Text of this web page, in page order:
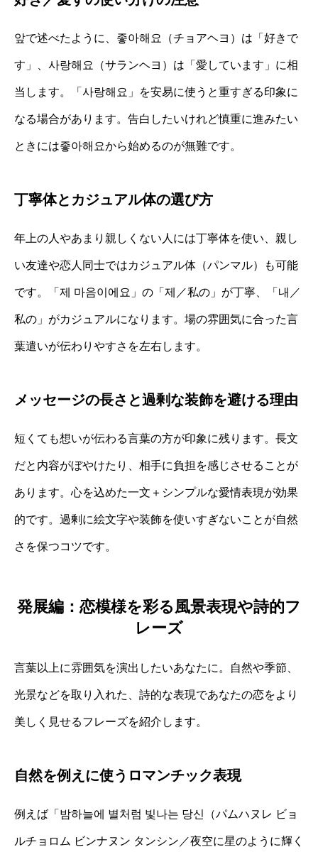
앞で述べたように、좋아해요（チョアヘヨ）は「好きで
す」、사랑해요（サランヘヨ）は「愛しています」に相
当します。「사랑해요」を安易に使うと重すぎる印象に
なる場合があります。告白したいけれど慎重に進みたい
ときには좋아해요から始めるのが無難です。
丁寧体とカジュアル体の選び方
年上の人やあまり親しくない人には丁寧体を使い、親し
い友達や恋人同士ではカジュアル体（パンマル）も可能
です。「제 마음이에요」の「제／私の」が丁寧、「내／
私の」がカジュアルになります。場の雰囲気に合った言
葉遣いが伝わりやすさを左右します。
メッセージの長さと過剰な装飾を避ける理由
短くても想いが伝わる言葉の方が印象に残ります。長文
だと内容がぼやけたり、相手に負担を感じさせることが
あります。心を込めた一文＋シンプルな愛情表現が効果
的です。過剰に絵文字や装飾を使いすぎないことが自然
さを保つコツです。
発展編：恋模様を彩る風景表現や詩的フ
レーズ
言葉以上に雰囲気を演出したいあなたに。自然や季節、
光景などを取り入れた、詩的な表現であなたの恋をより
美しく見せるフレーズを紹介します。
自然を例えに使うロマンチック表現
例えば「밤하늘에 별처럼 빛나는 당신（パムハヌレ ビョ
ルチョロム ビンナヌン タンシン／夜空に星のように輝く